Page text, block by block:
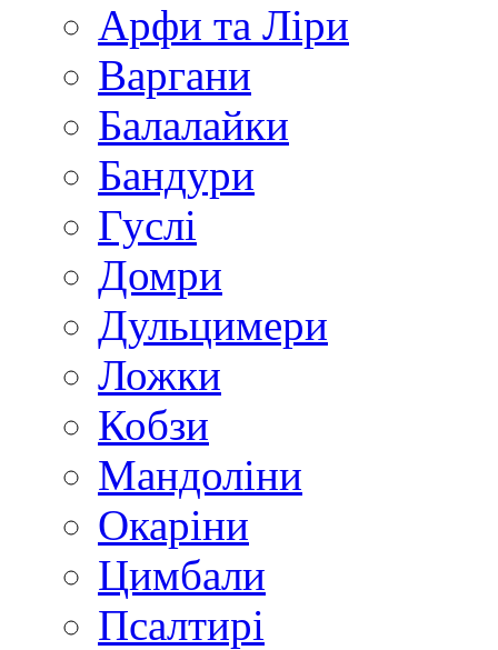
Арфи та Ліри
Варгани
Балалайки
Бандури
Гуслі
Домри
Дульцимери
Ложки
Кобзи
Мандоліни
Окаріни
Цимбали
Псалтирі